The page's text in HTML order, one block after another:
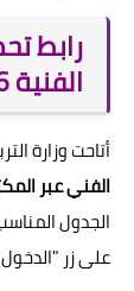
رابط
الفنية 2026 PDF
أتاحت وزارة
الفني عبر
الجدول
على زر